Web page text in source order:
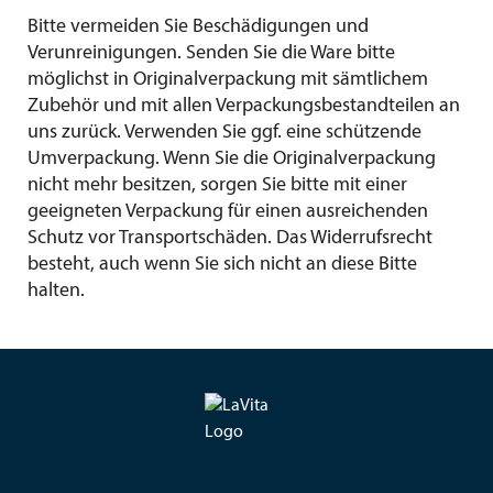
Bitte vermeiden Sie Beschädigungen und
Verunreinigungen. Senden Sie die Ware bitte
möglichst in Originalverpackung mit sämtlichem
Zubehör und mit allen Verpackungsbestandteilen an
uns zurück. Verwenden Sie ggf. eine schützende
Umverpackung. Wenn Sie die Originalverpackung
nicht mehr besitzen, sorgen Sie bitte mit einer
geeigneten Verpackung für einen ausreichenden
Schutz vor Transportschäden. Das Widerrufsrecht
besteht, auch wenn Sie sich nicht an diese Bitte
halten.